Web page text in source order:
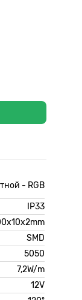
- RGB
IP33
SMD
5050
7,2W/m
12V